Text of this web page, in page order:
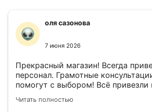
оля сазонова
7 июня 2026
Прекрасный магазин! Всегда
персонал. Грамотные
помогут с выбором! Всё привезли
назначенный день!
Читать полностью